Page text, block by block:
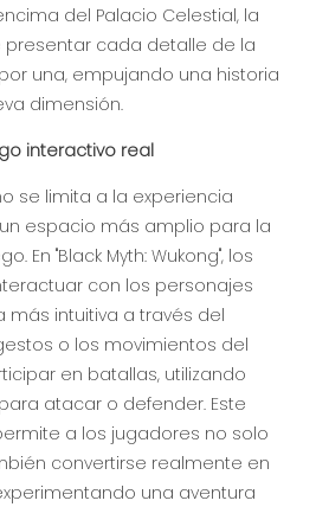
del Palacio Celestial, la
presentar cada detalle de la
una, empujando una historia
dimensión.
interactivo real
se limita a la experiencia
espacio más amplio para la
En "Black Myth: Wukong", los
con los personajes
intuitiva a través del
o los movimientos del
en batallas, utilizando
atacar o defender. Este
a los jugadores no solo
convertirse realmente en
una aventura